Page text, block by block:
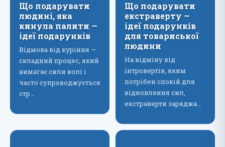
Що подарувати
людині, яка
кинула палити —
ідеї подарунків
Відмова від куріння —
складний процес, який
вимагає сили волі і
часто супроводжується
стр…
Що подарувати
екстраверту —
ідеї подарунків
для товариської
людини
На відміну від
інтровертів, яким
потрібен спокій для
відновлення сил,
екстраверти заряджа…